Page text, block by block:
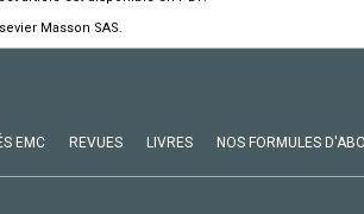
Masson SAS.
EMC REVUES LIVRES NOS FORMULES